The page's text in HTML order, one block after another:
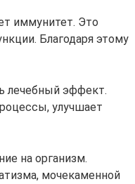
иммунитет. Это
Благодаря этому
лечебный эффект.
улучшает
на организм.
мочекаменной